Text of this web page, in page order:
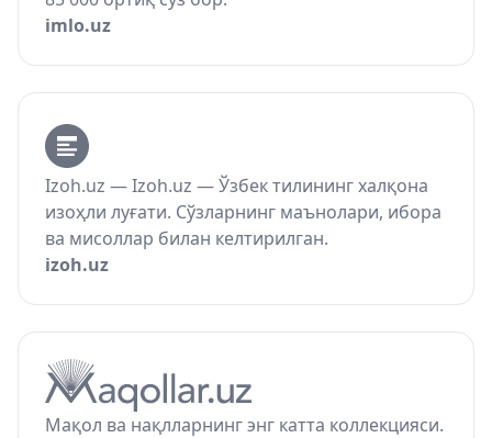
imlo.uz
Izoh.uz — Izoh.uz — Ўзбек тилининг халқона
изоҳли луғати. Сўзларнинг маънолари, ибора
ва мисоллар билан келтирилган.
izoh.uz
Мақол ва нақлларнинг энг катта коллекцияси.